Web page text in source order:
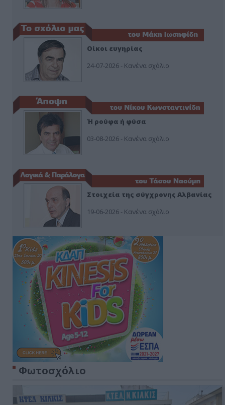
Οίκοι ευγηρίας
24-07-2026 - Κανένα σχόλιο
Ή ρούφα ή φύσα
03-08-2026 - Κανένα σχόλιο
Στοιχεία της σύγχρονης Αλβανίας
19-06-2026 - Κανένα σχόλιο
Φωτοσχόλιο